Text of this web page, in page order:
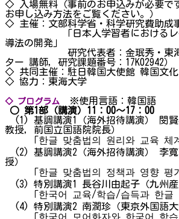
◇ 入場無料（事前のお申込みが必要で
お申し込み方法をご覧ください。）
◇ 主催：文部科学省・科学研究費助成
「日本人学習者におけるレベ
導法の開発」
研究代表者：金珉秀・東海大
ター 講師，研究課題番号：17K02942）
◇ 共同主催：駐日韓国大使館 韓国文
◇ 協力：東海大学
◇ プログラム
※使用言語：韓国語
○ 第1部（講演）11：00～17：00
(1) 基調講演1（海外招待講演） 閔賢
教授，前国立国語院院長）
「한글 맞춤법의 원리와 교육 체계
(2) 基調講演2（海外招待講演） 李寬
授）
「한글 맞춤법의 정책과 영향 평가
(3) 特別講演1 長谷川由起子（九州産
「한국어 교육/학습/습득과 한글
(4) 特別講演2 南潤珍（東京外国語大
「한국어 모어화자와 한국어 학습